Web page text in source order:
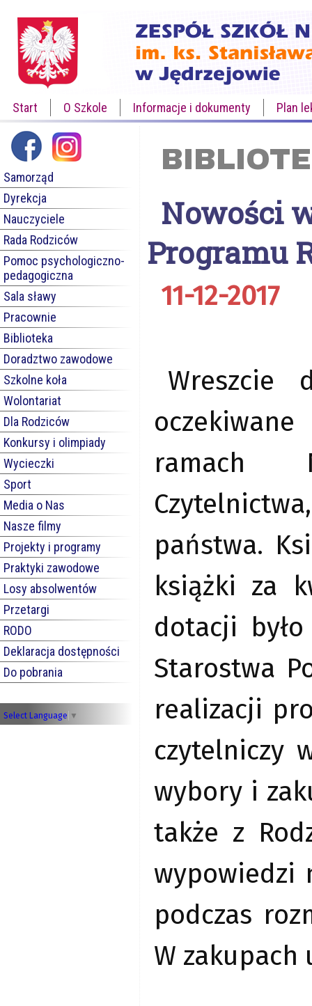
Start O Szkole Informacje i dokumenty Plan
Samorząd
Dyrekcja
Nauczyciele
Rada Rodziców
Pomoc psychologiczno-
pedagogiczna
Sala sławy
Pracownie
Biblioteka
Doradztwo zawodowe
Szkolne koła
Wolontariat
Dla Rodziców
Konkursy i olimpiady
Wycieczki
Sport
Media o Nas
Nasze filmy
Projekty i programy
Praktyki zawodowe
Losy absolwentów
Przetargi
RODO
Deklaracja dostępności
Do pobrania
Select Language ▼
Nowości
Programu
11-12-2017
Wreszcie
ramach
państwa.
książki za
dotacji
Starostwa
realizacji
czytelniczy
wybory i
także z
wypowiedzi
podczas
W